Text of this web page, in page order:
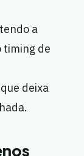
a
timing de
deixa